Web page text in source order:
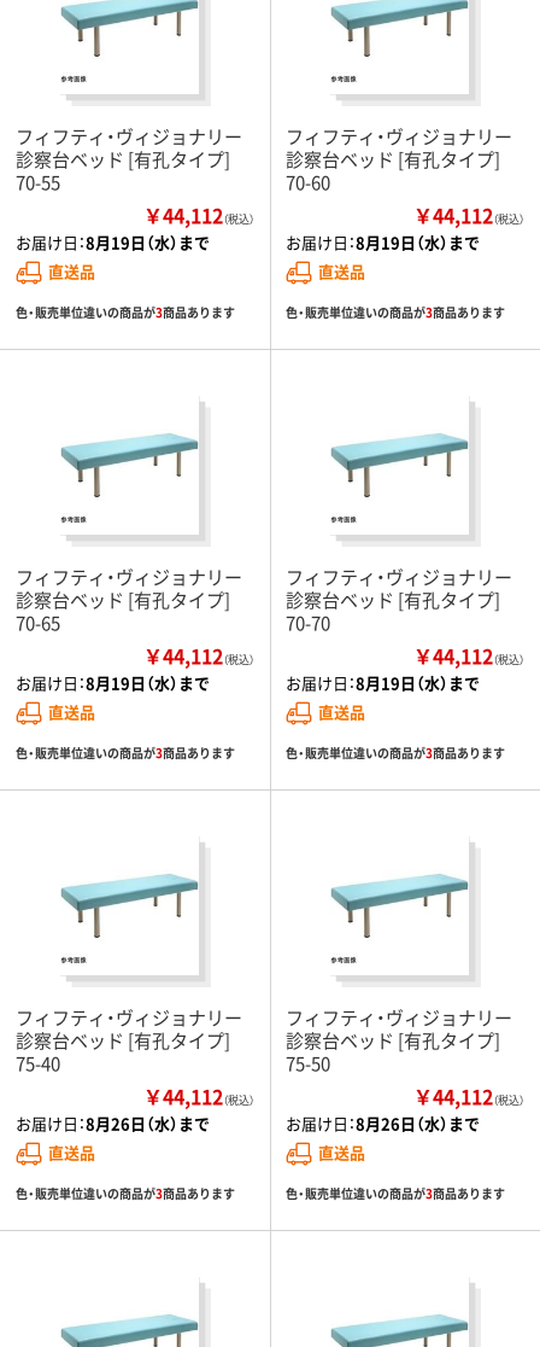
フィフティ・ヴィジョナリー
診察台ベッド [有孔タイプ]
70-55
￥44,112（税込）
お届け日：8月19日（水）まで
直送品
色・販売単位違いの商品が3商品あります
フィフティ・ヴィジョナリー
診察台ベッド [有孔タイプ]
70-60
￥44,112（税込）
お届け日：8月19日（水）まで
直送品
色・販売単位違いの商品が3商品あります
フィフティ・ヴィジョナリー
診察台ベッド [有孔タイプ]
70-65
￥44,112（税込）
お届け日：8月19日（水）まで
直送品
色・販売単位違いの商品が3商品あります
フィフティ・ヴィジョナリー
診察台ベッド [有孔タイプ]
70-70
￥44,112（税込）
お届け日：8月19日（水）まで
直送品
色・販売単位違いの商品が3商品あります
フィフティ・ヴィジョナリー
診察台ベッド [有孔タイプ]
75-40
￥44,112（税込）
お届け日：8月26日（水）まで
直送品
色・販売単位違いの商品が3商品あります
フィフティ・ヴィジョナリー
診察台ベッド [有孔タイプ]
75-50
￥44,112（税込）
お届け日：8月26日（水）まで
直送品
色・販売単位違いの商品が3商品あります